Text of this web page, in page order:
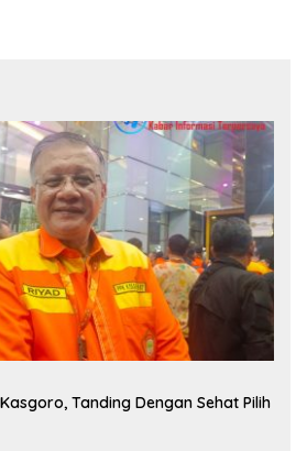
Tanding Dengan Sehat Pilih